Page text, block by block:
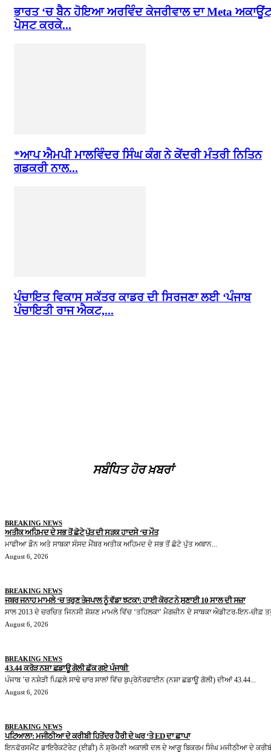
ਭਾਰਤ ‘ਚ ਬੈਨ ਹੋਇਆ ਅਰਵਿੰਦ ਕੇਜਰੀਵਾਲ ਦਾ Meta
ਪੋਸਟ ਕਰਕੇ...
*ਆਪ ਐਮਪੀ ਮਾਲਵਿੰਦਰ ਸਿੰਘ ਕੰਗ ਨੇ ਕੇਂਦਰੀ ਮੰਤਰੀ ਨਿਤਿਨ
ਗਡਕਰੀ ਨਾਲ...
ਪੰਚਾਇਤ ਵਿਕਾਸ ਸਕੱਤਰ ਕਾਡਰ ਦੀ ਸਿਰਜਣਾ ਲਈ ‘ਪੰਜਾਬ
ਪੰਚਾਇਤੀ ਰਾਜ ਐਕਟ,...
ਸਬੰਧਿਤ ਹੋਰ ਖ਼ਬਰਾਂ
BREAKING NEWS
ਅਤੀਕ ਅਹਿਮਦ ਦੇ ਸਭ ਤੋਂ ਛੋਟੇ ਪੁੱਤ ਦੀ ਸੜਕ ਹਾਦਸੇ ‘ਚ ਮੌਤ
ਮਾਫੀਆ ਡੌਨ ਅਤੇ ਸਾਬਕਾ ਸੰਸਦ ਮੈਂਬਰ ਅਤੀਕ ਅਹਿਮਦ ਦੇ ਸਭ ਤੋਂ ਛੋਟੇ ਪੁੱਤ ਅਬਾਨ...
August 6, 2026
BREAKING NEWS
ਜਬਰ ਜਨਾਹ ਮਾਮਲੇ ‘ਚ ਤਰੁਣ ਤੇਜਪਾਲ ਨੂੰ ਵੱਡਾ ਝਟਕਾ: ਹਾਈ ਕੋਰਟ ਨੇ ਸੁਣਾਈ 10 ਸਾਲ ਦੀ ਸਜ਼ਾ
ਸਾਲ 2013 ਦੇ ਚਰਚਿਤ ਜਿਨਸੀ ਸ਼ੋਸ਼ਣ ਮਾਮਲੇ ਵਿੱਚ ‘ਤਹਿਲਕਾ’ ਮੈਗਜ਼ੀਨ ਦੇ ਸਾਬਕਾ ਐਡੀਟਰ-ਇਨ-ਚੀਫ਼
August 6, 2026
BREAKING NEWS
43.44 ਕਰੋੜ ਨਸ਼ਾ ਛਡਾਊ ਗੋਲੀ ਛੱਕ ਗਏ ਪੰਜਾਬੀ
ਪੰਜਾਬ ’ਚ ਨਸ਼ੇੜੀ ਪਿਛਲੇ ਸਾਢੇ ਚਾਰ ਸਾਲਾਂ ਵਿੱਚ ਬੁਪ੍ਰੇਨੋਰਫਾਈਨ (ਨਸ਼ਾ ਛਡਾਊ ਗੋਲੀ) ਦੀਆਂ 43.44...
August 6, 2026
BREAKING NEWS
ਪਟਿਆਲਾ: ਮਜੀਠੀਆ ਦੇ ਕਰੀਬੀ ਹਿਤੇਂਦਰ ਹੈਰੀ ਦੇ ਘਰ ‘ਤੇ ED ਦਾ ਛਾਪਾ
ਇਨਫੋਰਸਮੈਂਟ ਡਾਇਰੈਕਟੋਰੇਟ (ਈਡੀ) ਨੇ ਸ਼੍ਰੋਮਣੀ ਅਕਾਲੀ ਦਲ ਦੇ ਆਗੂ ਬਿਕਰਮ ਸਿੰਘ ਮਜੀਠੀਆ ਦੇ